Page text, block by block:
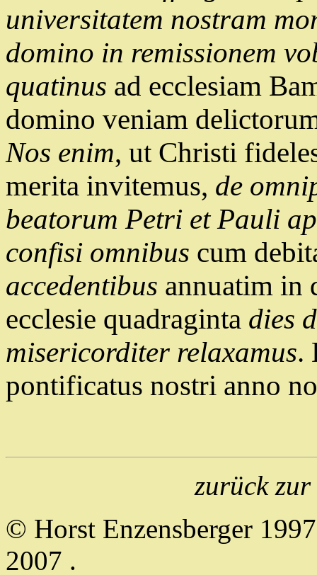
universitatem nostram
domino in remissionem
quatinus ad ecclesiam
domino veniam
Nos enim, ut Christi
merita invitemus, de
beatorum Petri et Pauli
confisi omnibus cum
accedentibus annuatim in
ecclesie quadraginta dies
misericorditer relaxamus.
pontificatus nostri anno
zurück zur
© Horst Enzensberger
2007 .